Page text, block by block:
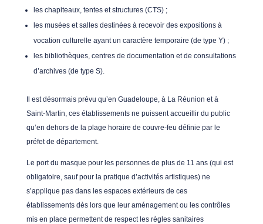
les chapiteaux, tentes et structures (CTS) ;
les musées et salles destinées à recevoir des expositions à
vocation culturelle ayant un caractère temporaire (de type Y) ;
les bibliothèques, centres de documentation et de consultations
d’archives (de type S).
Il est désormais prévu qu’en Guadeloupe, à La Réunion et à
Saint-Martin, ces établissements ne puissent accueillir du public
qu’en dehors de la plage horaire de couvre-feu définie par le
préfet de département.
Le port du masque pour les personnes de plus de 11 ans (qui est
obligatoire, sauf pour la pratique d’activités artistiques) ne
s’applique pas dans les espaces extérieurs de ces
établissements dès lors que leur aménagement ou les contrôles
mis en place permettent de respect les règles sanitaires